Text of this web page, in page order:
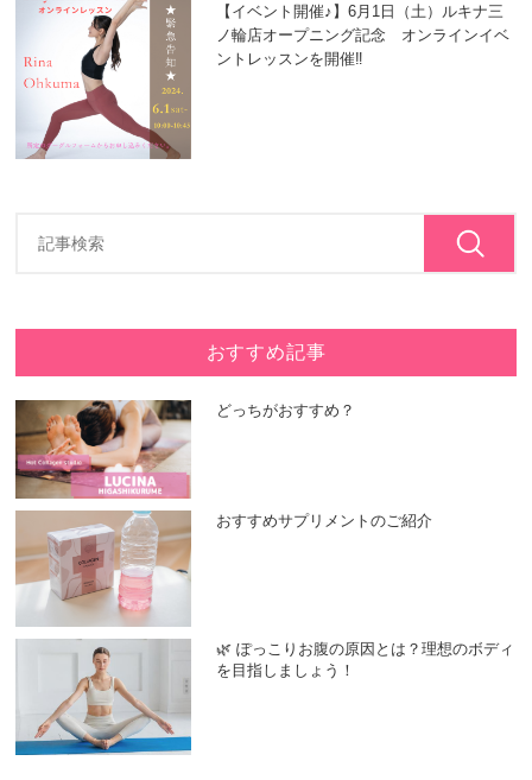
【イベント開催♪】6月1日（土）ルキナ三
ノ輪店オープニング記念 オンラインイベ
ントレッスンを開催‼
おすすめ記事
どっちがおすすめ？
おすすめサプリメントのご紹介
🌿 ぽっこりお腹の原因とは？理想のボディ
を目指しましょう！